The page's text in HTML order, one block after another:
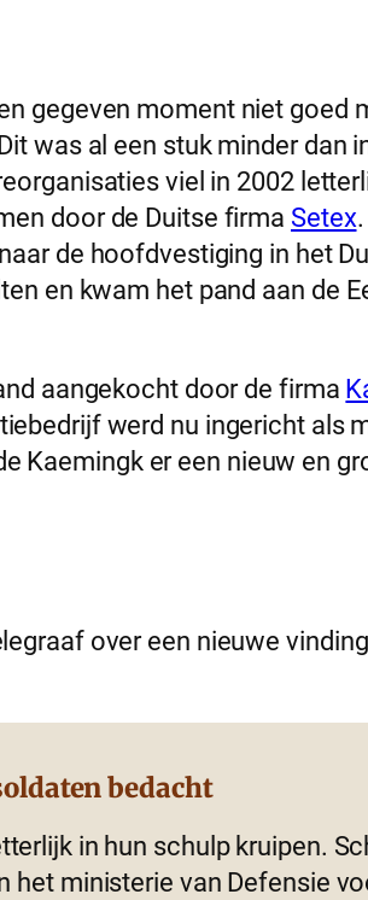
gegeven moment niet goed
was al een stuk minder dan
viel in 2002
door de Duitse firma Setex
de hoofdvestiging in het
en kwam het pand aan de
aangekocht door de firma
werd nu ingericht als
Kaemingk er een nieuw en
over een nieuwe
bedacht
in hun schulp kruipen.
het ministerie van Defensie